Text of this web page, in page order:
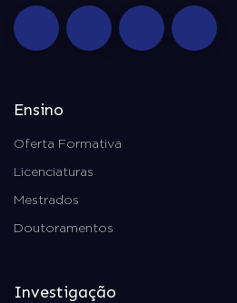
Ensino
Oferta Formativa
Licenciaturas
Mestrados
Doutoramentos
Investigação